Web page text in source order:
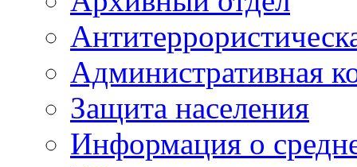
Административная
Защита населения
Информация о